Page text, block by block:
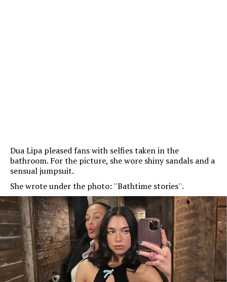
Dua Lipa pleased fans with selfies taken in the
bathroom. For the picture, she wore shiny sandals and a
sensual jumpsuit.
She wrote under the photo: ''Bathtime stories''.